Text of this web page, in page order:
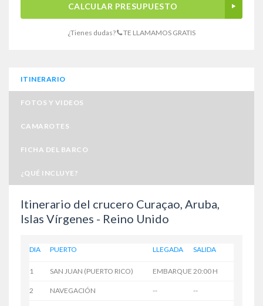
CALCULAR PRESUPUESTO
¿Tienes dudas? TE LLAMAMOS GRATIS
ITINERARIO
FOTOS Y VIDEOS
CAMAROTES
FICHA DEL BARCO
¿QUÉ INCLUYE?
Itinerario del crucero Curaçao, Aruba,
Islas Vírgenes - Reino Unido
DIA PUERTO LLEGADA SALIDA
1 SAN JUAN (PUERTO RICO) EMBARQUE 20:00 H
2 NAVEGACIÓN -- --